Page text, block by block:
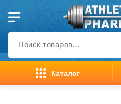
содержимому
Каталог